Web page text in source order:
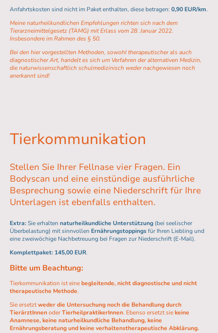
Anfahrtskosten sind nicht im Paket enthalten, diese betragen: 0,90 EUR/km.
Meine naturheilkundlichen Empfehlungen richten sich nach dem
Tierarzneimittelgesetz (TAMG) mit Erlass vom 28. Januar 2022.
Insbesondere im Rahmen des § 50.
Bei den hier vorgestellten Methoden, sowohI therapeutischer als auch
diagnostischer Art, handelt es sich um Verfahren der alternativen Medizin,
die naturwissenschaftlich schulmedizinisch weder nachgewiesen noch
anerkannt sind!
Tierkommunikation
Stellen Sie Ihrer Fellnase vier Fragen. Ein
Bodyscan und eine einstündige ausführliche
Besprechung sowie eine Niederschrift für Ihre
Unterlagen ist ebenfalls enthalten.
Extra:Sie erhalten naturheilkundliche Unterstützung (bei seelischer
Überbelastung) mit sinnvollen Ernährungstoppingsfür Ihren Liebling und
eine zweiwöchige Nachbetreuung bei Fragen zur Niederschrift (E-Mail).
Komplettpaket: 145,00 EUR.
Bitte um Beachtung:
Tierkommunikation ist einebegleitende, nicht diagnostische und nicht
therapeutische Methode.
Sie ersetztweder die Untersuchung noch die Behandlung durch
TierärztInnenoderTierheilpraktikerInnen. Ebenso ersetzt siekeine
Anamnese, keine naturheilkundliche Behandlung, keine
Ernährungsberatung und keine verhaltenstherapeutische Abklärung.